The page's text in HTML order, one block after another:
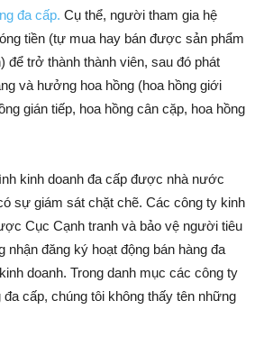
đa cấp. Cụ thể, người tham gia hệ
tiền (tự mua hay bán được sản phẩm
để trở thành thành viên, sau đó phát
và hưởng hoa hồng (hoa hồng giới
gián tiếp, hoa hồng cân cặp, hoa hồng
kinh doanh đa cấp được nhà nước
sự giám sát chặt chẽ. Các công ty kinh
Cục Cạnh tranh và bảo vệ người tiêu
nhận đăng ký hoạt động bán hàng đa
doanh. Trong danh mục các công ty
cấp, chúng tôi không thấy tên những